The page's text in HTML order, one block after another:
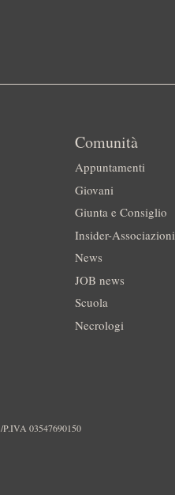
Comunità
Appuntamenti
Giovani
Giunta e Consiglio
Insider-Associazioni
News
JOB news
Scuola
Necrologi
P.IVA 03547690150